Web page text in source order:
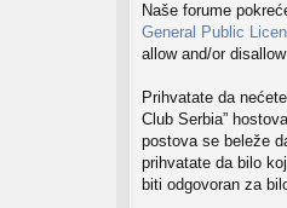
Naše forume
General Public
allow and/or
Prihvatate da
Club Serbia”
postova se beleže
prihvatate da bilo
biti odgovoran za